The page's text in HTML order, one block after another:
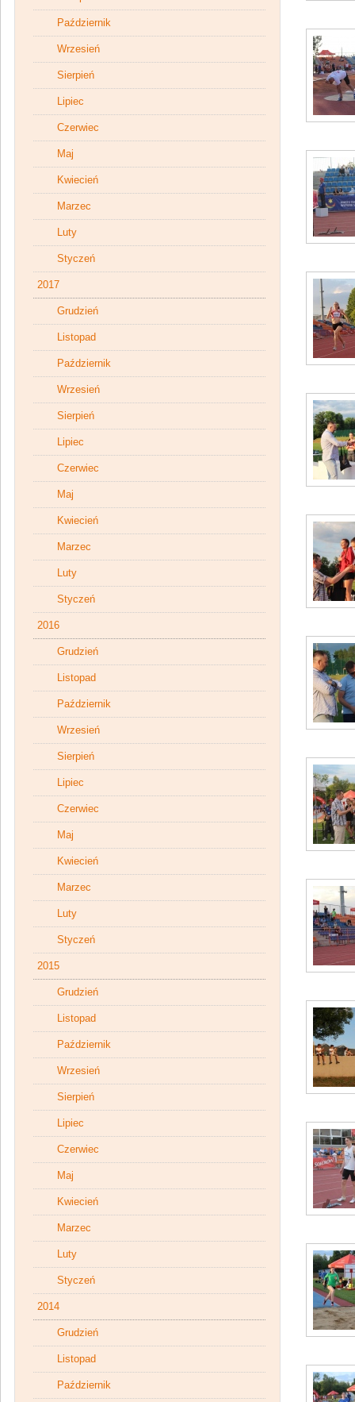
Październik
Wrzesień
Sierpień
Lipiec
Czerwiec
Maj
Kwiecień
Marzec
Luty
Styczeń
2017
Grudzień
Listopad
Październik
Wrzesień
Sierpień
Lipiec
Czerwiec
Maj
Kwiecień
Marzec
Luty
Styczeń
2016
Grudzień
Listopad
Październik
Wrzesień
Sierpień
Lipiec
Czerwiec
Maj
Kwiecień
Marzec
Luty
Styczeń
2015
Grudzień
Listopad
Październik
Wrzesień
Sierpień
Lipiec
Czerwiec
Maj
Kwiecień
Marzec
Luty
Styczeń
2014
Grudzień
Listopad
Październik